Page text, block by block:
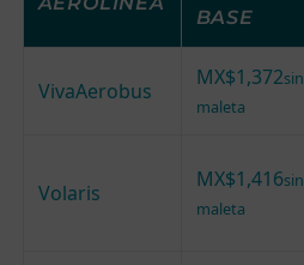
BASE
VivaAerobus
MX$1,372sin
maleta
Volaris
MX$1,416sin
maleta